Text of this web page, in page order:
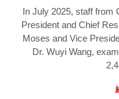
In July 2025, staff from
President and Chief
Moses and Vice
Dr. Wuyi Wang,